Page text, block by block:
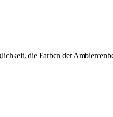
die Farben der